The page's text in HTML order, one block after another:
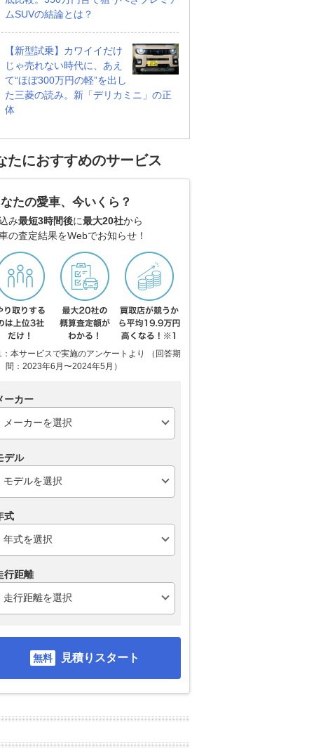
ムSUVの結論とは？
【新型試乗】カワイイだけ
じゃ売れない時代に、あえ
て“ほぼ300万円の軽”を出し
た三菱の読み。新「デリカミニ」の正
体
たにおすすめのサービス
たの愛車、今いくら？
み最短3時間後に最大20社から
の査定結果をWebでお知らせ！
本サービスで実施のアンケートより （回答期
間：2023年6月〜2024年5月）
ーカー
デル
式
行距離
見積りスタート